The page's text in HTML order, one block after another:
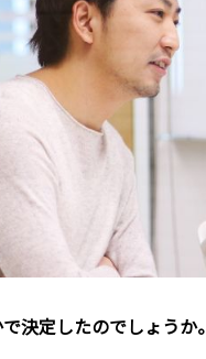
決定したのでしょうか。